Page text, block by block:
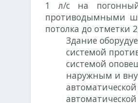
1 л/с на
противодымными
потолка до отметки
Здание
системой
системой
наружным и